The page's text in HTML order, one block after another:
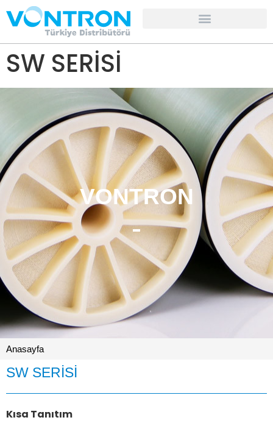
SW SERİSİ
VONTRON
Anasayfa
SW SERİSİ
Kısa Tanıtım